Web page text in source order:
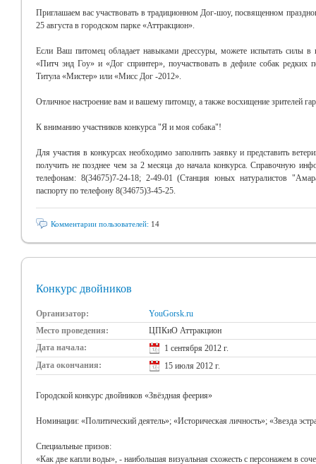
Приглашаем вас участвовать в традиционном Дог-шоу, посвященном
25 августа в городском парке «Аттракцион».
Если Ваш питомец обладает навыками дрессуры, можете испытать силы
«Питч энд Гоу» и «Дог спринтер», поучаствовать в дефиле собак
Титула «Мистер» или «Мисс Дог -2012».
Отличное настроение вам и вашему питомцу, а также восхищение зрителей
К вниманию участников конкурса "Я и моя собака"!
Для участия в конкурсах необходимо заполнить заявку и представить
получить не позднее чем за 2 месяца до начала конкурса. Справочную
телефонам: 8(34675)7-24-18; 2-49-01 (Станция юных натуралистов
паспорту по телефону 8(34675)3-45-25.
Комментарии пользователей: 14
Конкурс двойников
Организатор:
YouGorsk.ru
Место проведения:
ЦПКиО Аттракцион
Дата начала:
1 сентября 2012 г.
Дата окончания:
15 июля 2012 г.
Городской конкурс двойников «Звёздная феерия»
Номинации: «Политический деятель»; «Историческая личность»; «Звезда
Специальные призов:
«Как две капли воды», - наибольшая визуальная схожесть с персонажем в